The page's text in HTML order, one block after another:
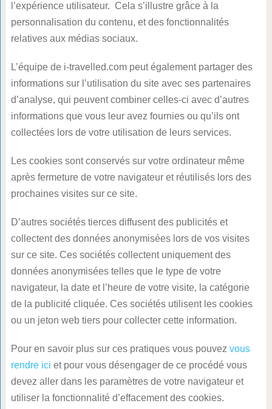
l’expérience utilisateur. Cela s’illustre grâce à la
personnalisation du contenu, et des fonctionnalités
relatives aux médias sociaux.
L’équipe de i-travelled.com peut également partager des
informations sur l’utilisation du site avec ses partenaires
d’analyse, qui peuvent combiner celles-ci avec d’autres
informations que vous leur avez fournies ou qu’ils ont
collectées lors de votre utilisation de leurs services.
Les cookies sont conservés sur votre ordinateur même
après fermeture de votre navigateur et réutilisés lors des
prochaines visites sur ce site.
D’autres sociétés tierces diffusent des publicités et
collectent des données anonymisées lors de vos visites
sur ce site. Ces sociétés collectent uniquement des
données anonymisées telles que le type de votre
navigateur, la date et l’heure de votre visite, la catégorie
de la publicité cliquée. Ces sociétés utilisent les cookies
ou un jeton web tiers pour collecter cette information.
Pour en savoir plus sur ces pratiques vous pouvez vous
rendre ici et pour vous désengager de ce procédé vous
devez aller dans les paramètres de votre navigateur et
utiliser la fonctionnalité d’effacement des cookies.